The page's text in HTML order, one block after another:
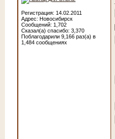
Регистрация: 14.02.2011
Адрес: Новосибирск
Сообщений: 1,702
Сказал(а) спасибо: 3,370
Поблагодарили 9,166 раз(а) в
1,484 сообщениях